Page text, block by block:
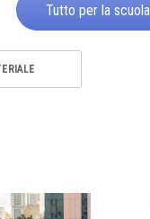
Tutto per la scuola